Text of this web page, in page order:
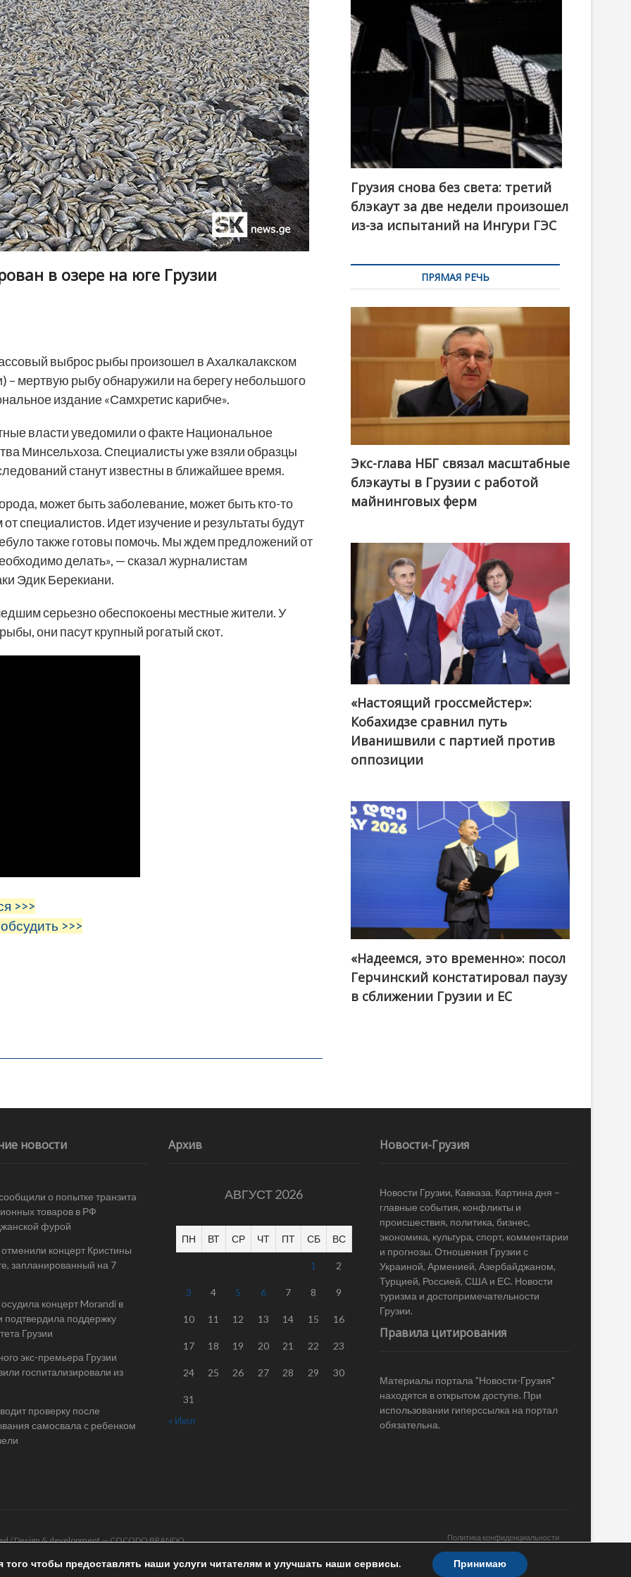
в озере на юге Грузии
выброс рыбы произошел в Ахалкалакском
– мертвую рыбу обнаружили на берегу небольшого
издание «Самхретис карибче».
власти уведомили о факте Национальное
Минсельхоза. Специалисты уже взяли образцы
станут известны в ближайшее время.
может быть заболевание, может быть кто-то
специалистов. Идет изучение и результаты будут
также готовы помочь. Мы ждем предложений от
делать», — сказал журналистам
Эдик Берекиани.
серьезно обеспокоены местные жители. У
они пасут крупный рогатый скот.
>>>
>>>
Грузия снова без света: третий
блэкаут за две недели произошел
из-за испытаний на Ингури ГЭС
ПРЯМАЯ РЕЧЬ
Экс-глава НБГ связал масштабные
блэкауты в Грузии с работой
майнинговых ферм
@ქართული ოცნება / Georgian Dream
«Настоящий гроссмейстер»:
Кобахидзе сравнил путь
Иванишвили с партией против
оппозиции
«Надеемся, это временно»: посол
Герчинский констатировал паузу
в сближении Грузии и ЕС
новости
о попытке транзита
товаров в РФ
фурой
концерт Кристины
запланированный на 7
концерт Morandi в
подтвердила поддержку
Грузии
экс-премьера Грузии
госпитализировали из
проверку после
самосвала с ребенком
Архив
АВГУСТ 2026
ПН ВТ СР ЧТ ПТ СБ ВС
1 2
3 4 5 6 7 8 9
10 11 12 13 14 15 16
17 18 19 20 21 22 23
24 25 26 27 28 29 30
31
« Июл
Новости-Грузия
Новости Грузии, Кавказа. Картина дня –
главные события, конфликты и
происшествия, политика, бизнес,
экономика, культура, спорт, комментарии
и прогнозы. Отношения Грузии с
Украиной, Арменией, Азербайджаном,
Турцией, Россией, США и ЕС. Новости
туризма и достопримечательности
Грузии.
Правила цитирования
Материалы портала "Новости-Грузия"
находятся в открытом доступе. При
использовании гиперссылка на портал
обязательна.
Политика конфиденциальности
/ Design & development —COCODO BRANDO
чтобы предоставлять наши услуги читателям и улучшать наши сервисы. Принимаю